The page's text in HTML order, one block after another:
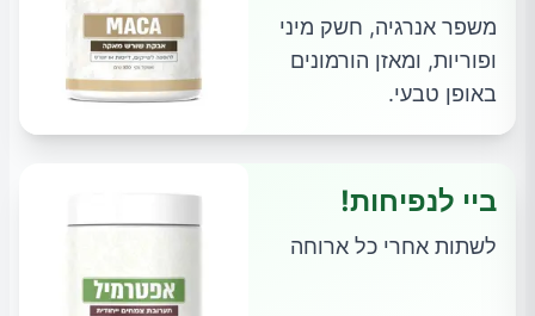
משפר אנרגיה, חשק מיני
ופוריות, ומאזן הורמונים
באופן טבעי.
ביי לנפיחות!
לשתות אחרי כל ארוחה